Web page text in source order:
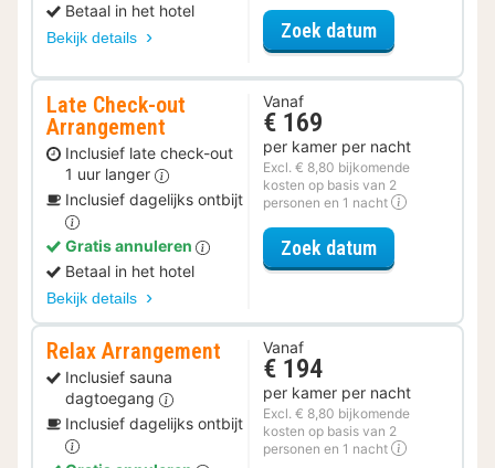
Betaal in het hotel
Bekijk details Zoek datumvoor Parkeer
Late Check-out
Arrangement
Inclusief late check-out
1 uur langer
Inclusief dagelijks ontbijt
Gratis annuleren
Betaal in het hotel
Bekijk details
Vanaf
€ 169
per kamer per nacht
Excl. € 8,80 bijkomende
kosten op basis van 2
personen en 1 nacht
Zoek datumvoor Late
Relax Arrangement
Inclusief sauna
dagtoegang
Inclusief dagelijks ontbijt
Vanaf
€ 194
per kamer per nacht
Excl. € 8,80 bijkomende
kosten op basis van 2
personen en 1 nacht